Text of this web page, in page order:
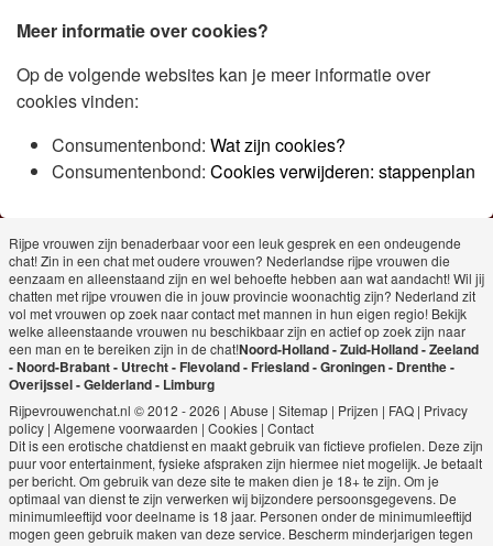
Meer informatie over cookies?
Op de volgende websites kan je meer informatie over
cookies vinden:
Consumentenbond: Wat zijn cookies?
Consumentenbond: Cookies verwijderen: stappenplan
Rijpe vrouwen zijn benaderbaar voor een leuk gesprek en een ondeugende
chat! Zin in een chat met oudere vrouwen? Nederlandse rijpe vrouwen die
eenzaam en alleenstaand zijn en wel behoefte hebben aan wat aandacht! Wil jij
chatten met rijpe vrouwen die in jouw provincie woonachtig zijn? Nederland zit
vol met vrouwen op zoek naar contact met mannen in hun eigen regio! Bekijk
welke alleenstaande vrouwen nu beschikbaar zijn en actief op zoek zijn naar
een man en te bereiken zijn in de chat!Noord-Holland-Zuid-Holland-Zeeland
-Noord-Brabant- Utrecht-Flevoland-Friesland-Groningen- Drenthe-
Overijssel-Gelderland- Limburg
Rijpevrouwenchat.nl © 2012 - 2026 | Abuse | Sitemap| Prijzen | FAQ| Privacy
policy| Algemene voorwaarden | Cookies| Contact
Dit is een erotische chatdienst en maakt gebruik van fictieve profielen. Deze zijn
puur voor entertainment, fysieke afspraken zijn hiermee niet mogelijk. Je betaalt
per bericht. Om gebruik van deze site te maken dien je 18+ te zijn. Om je
optimaal van dienst te zijn verwerken wij bijzondere persoonsgegevens. De
minimumleeftijd voor deelname is 18 jaar. Personen onder de minimumleeftijd
mogen geen gebruik maken van deze service. Bescherm minderjarigen tegen